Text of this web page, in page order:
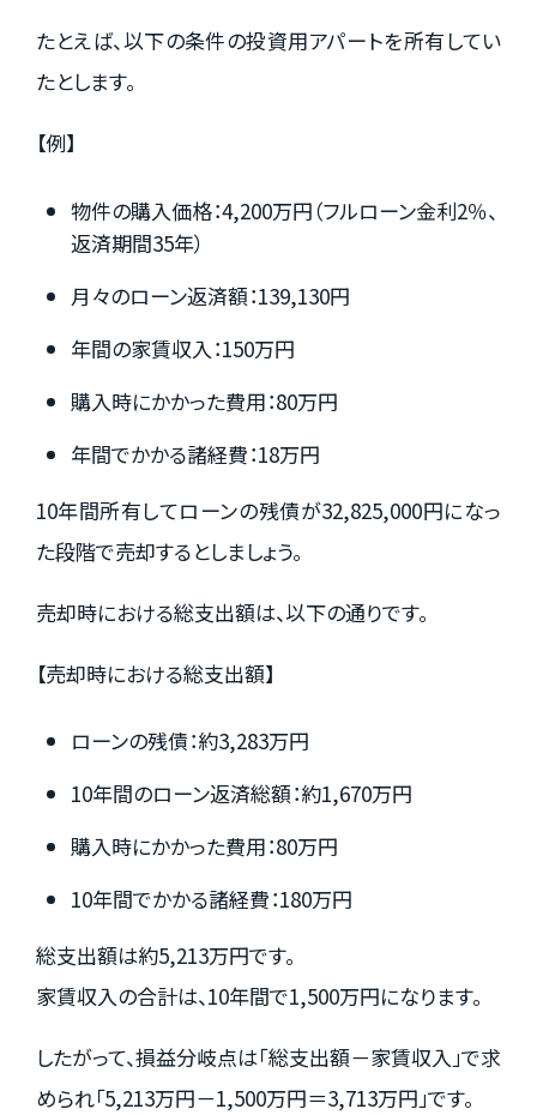
たとえば、以下の条件の投資用アパートを所有してい
たとします。
【例】
物件の購入価格：4,200万円（フルローン金利2％、
返済期間35年）
月々のローン返済額：139,130円
年間の家賃収入：150万円
購入時にかかった費用：80万円
年間でかかる諸経費：18万円
10年間所有してローンの残債が32,825,000円になっ
た段階で売却するとしましょう。
売却時における総支出額は、以下の通りです。
【売却時における総支出額】
ローンの残債：約3,283万円
10年間のローン返済総額：約1,670万円
購入時にかかった費用：80万円
10年間でかかる諸経費：180万円
総支出額は約5,213万円です。
家賃収入の合計は、10年間で1,500万円になります。
したがって、損益分岐点は「総支出額－家賃収入」で求
められ「5,213万円－1,500万円＝3,713万円」です。